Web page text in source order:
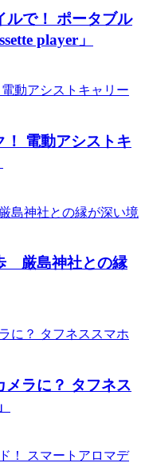
ルで！ ポータブル
player」
！ 電動アシストキ
厳島神社との縁
メラに？ タフネス